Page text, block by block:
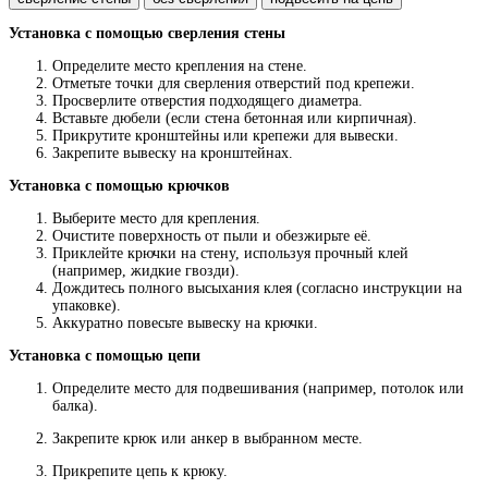
Установка с помощью сверления стены
Определите место крепления на стене.
Отметьте точки для сверления отверстий под крепежи.
Просверлите отверстия подходящего диаметра.
Вставьте дюбели (если стена бетонная или кирпичная).
Прикрутите кронштейны или крепежи для вывески.
Закрепите вывеску на кронштейнах.
Установка с помощью крючков
Выберите место для крепления.
Очистите поверхность от пыли и обезжирьте её.
Приклейте крючки на стену, используя прочный клей
(например, жидкие гвозди).
Дождитесь полного высыхания клея (согласно инструкции на
упаковке).
Аккуратно повесьте вывеску на крючки.
Установка с помощью цепи
Определите место для подвешивания (например, потолок или
балка).
Закрепите крюк или анкер в выбранном месте.
Прикрепите цепь к крюку.